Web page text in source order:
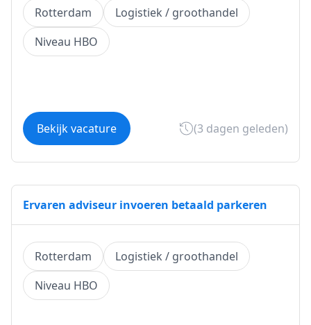
Rotterdam
Logistiek / groothandel
Niveau HBO
Bekijk vacature (3 dagen geleden)
Ervaren adviseur invoeren betaald parkeren
Rotterdam
Logistiek / groothandel
Niveau HBO